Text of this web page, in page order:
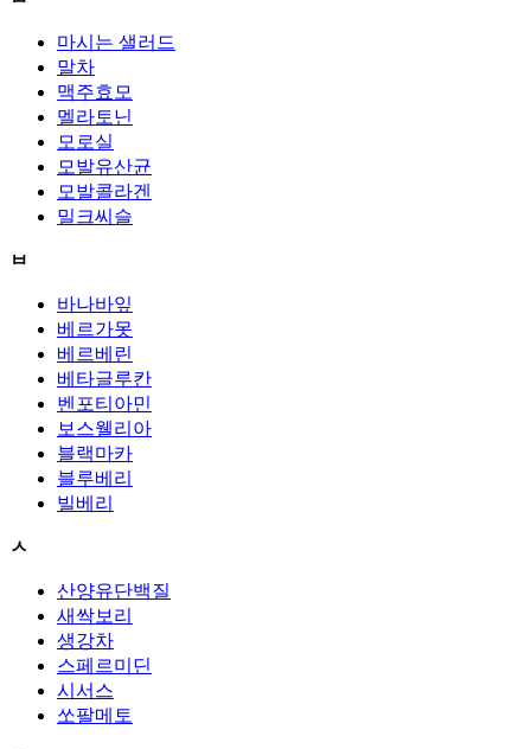
마시는 샐러드
말차
맥주효모
멜라토닌
모로실
모발유산균
모발콜라겐
밀크씨슬
ㅂ
바나바잎
베르가못
베르베린
베타글루칸
벤포티아민
보스웰리아
블랙마카
블루베리
빌베리
ㅅ
산양유단백질
새싹보리
생강차
스페르미딘
시서스
쏘팔메토